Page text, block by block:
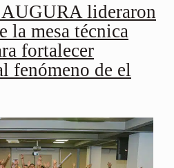
lideraron
la mesa técnica
fortalecer
fenómeno de el